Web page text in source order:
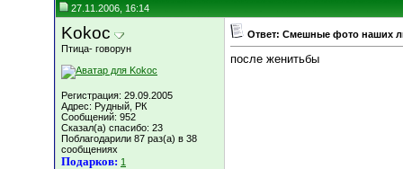
27.11.2006, 16:14
Kokoc
Птица- говорун
Регистрация: 29.09.2005
Адрес: Рудный, РК
Сообщений: 952
Сказал(а) спасибо: 23
Поблагодарили 87 раз(а) в 38
сообщениях
Подарков: 1
Ответ: Смешные фото наших
после женитьбы